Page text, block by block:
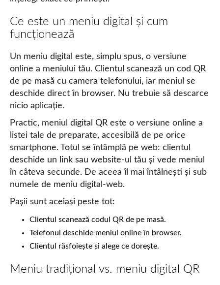
Ce este un meniu digital și cum
funcționează
Un meniu digital este, simplu spus, o versiune
online a meniului tău. Clientul scanează un cod QR
de pe masă cu camera telefonului, iar meniul se
deschide direct în browser. Nu trebuie să descarce
nicio aplicație.
Practic, meniul digital QR este o versiune online a
listei tale de preparate, accesibilă de pe orice
smartphone. Totul se întâmplă pe web: clientul
deschide un link sau website-ul tău și vede meniul
în câteva secunde. De aceea îl mai întâlnești și sub
numele de meniu digital-web.
Pașii sunt aceiași peste tot:
Clientul scanează codul QR de pe masă.
Telefonul deschide meniul online în browser.
Clientul răsfoiește și alege ce dorește.
Meniu tradițional vs. meniu digital QR